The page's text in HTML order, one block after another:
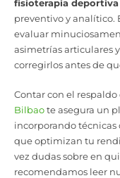
fisioterapia deportiva
preventivo y analítico.
evaluar
asimetrías articulares
corregirlos antes de
Contar con el respaldo
Bilbaote asegura un
incorporando técnicas
que optimizan tu
vez dudas sobre en
recomendamos leer